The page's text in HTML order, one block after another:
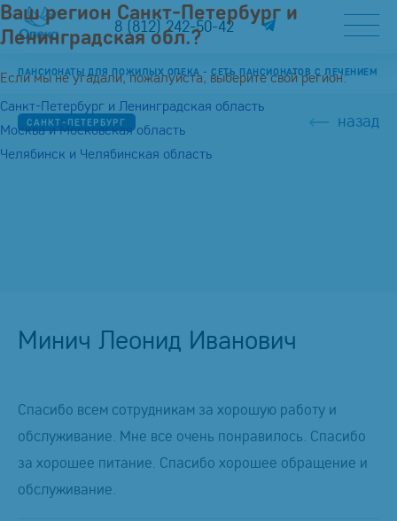
8 (812) 242-50-42
ПАНСИОНАТЫ ДЛЯ ПОЖИЛЫХ ОПЕКА - СЕТЬ ПАНСИОНАТОВ С ЛЕЧЕНИЕМ
САНКТ-ПЕТЕРБУРГ назад
Минич Леонид Иванович
Спасибо всем сотрудникам за хорошую работу и
обслуживание. Мне все очень понравилось. Спасибо
за хорошее питание. Спасибо хорошее обращение и
обслуживание.
Ваш регион Санкт-Петербург и
Ленинградская обл.?
Если мы не угадали, пожалуйста, выберите свой регион:
Санкт-Петербург и Ленинградская область
Москва и Московская область
Челябинск и Челябинская область